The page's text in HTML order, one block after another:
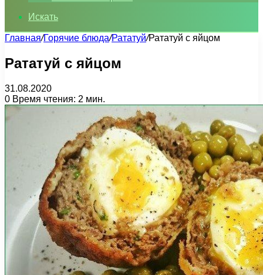
Искать
Главная/Горячие блюда/Рататуй/Рататуй с яйцом
Рататуй с яйцом
31.08.2020
0 Время чтения: 2 мин.